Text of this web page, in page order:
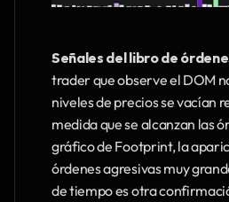
Señales del libro de
trader que observe el DOM
niveles de precios se vacían
medida que se alcanzan las
gráfico de Footprint, la
órdenes agresivas muy
de tiempo es otra